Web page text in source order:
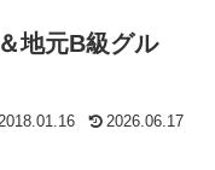
地元B級グル
2026.06.17